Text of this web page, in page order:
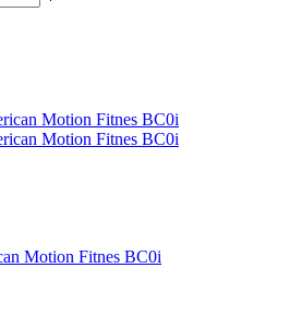
Motion Fitnes BC0i